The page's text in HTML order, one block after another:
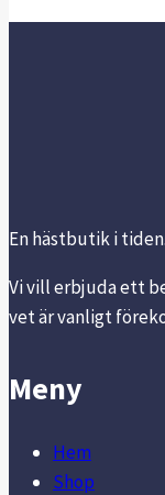
En hästbutik i tiden.
Vi vill erbjuda ett
vet är vanligt
Meny
Hem
Shop